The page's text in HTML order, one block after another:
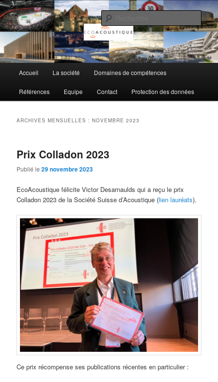
Aller
au
contenu
principal
Aller
au
contenu
secondaireEcoAcoustique SA
principal
Accueil La société Domaines de compétences
Références Equipe Contact Protection des données
ARCHIVES MENSUELLES :NOVEMBRE 2023
Prix Colladon 2023
Publié le29 novembre 2023
EcoAcoustique félicite Victor Desarnaulds qui a reçu le prix
Colladon 2023 de la Société Suisse d’Acoustique (lien lauréats).
Ce prix récompense ses publications récentes en particulier :